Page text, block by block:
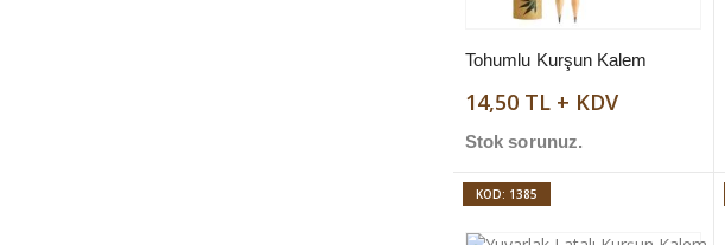
Tohumlu Kurşun Kalem
14,50 TL + KDV
Stok sorunuz.
KOD: 1385